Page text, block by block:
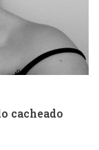
cacheado